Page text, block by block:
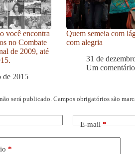
você encontra
no Combate
de 2009, até
de 2015
Quem semeia com
com alegria
31 de
Um comentário
será publicado. Campos obrigatórios são
E-mail*
*